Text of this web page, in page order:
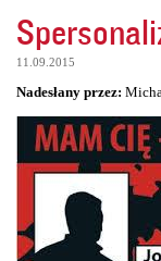
11.09.2015
Nadesłany przez: